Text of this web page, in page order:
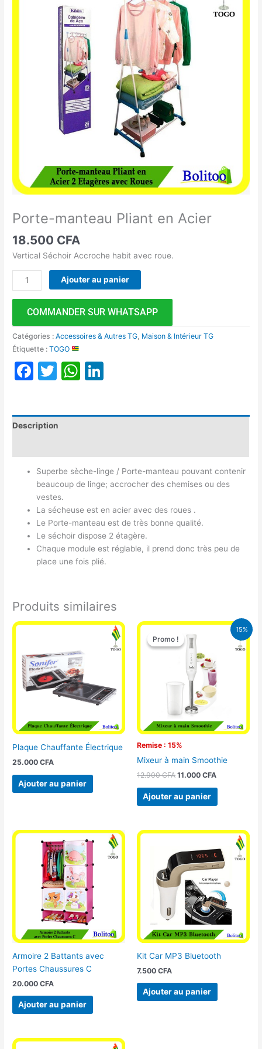
Porte-manteau Pliant en Acier
18.500 CFA
Vertical Séchoir Accroche habit avec roue.
Ajouter au panier
COMMANDER SUR WHATSAPP
Catégories :Accessoires & Autres TG Maison & Intérieur TG
Étiquette :TOGO
Facebook
TwitterWhatsApp
Description
Superbe sèche-linge / Porte-manteau pouvant contenir
beaucoup de linge; accrocher des chemises ou des
vestes.
La sécheuse est en acier avec des roues .
Le Porte-manteau est de très bonne qualité.
Le séchoir dispose 2 étagère.
Chaque module est réglable, il prend donc très peu de
place une fois plié.
Produits similaires
Plaque Chauffante Électrique
25.000CFA
Ajouter au panier
15%
Promo !
Remise : 15%
Promo !
Mixeur à main Smoothie
12.900CFA
Le
prix
initial
était :
12.900 CFA.
11.000 CFA
Le
Ajouter au panier
Armoire 2 Battants avec
Portes Chaussures C
20.000CFA
Ajouter au panier
Kit Car MP3 Bluetooth
7.500 CFA
Ajouter au panier